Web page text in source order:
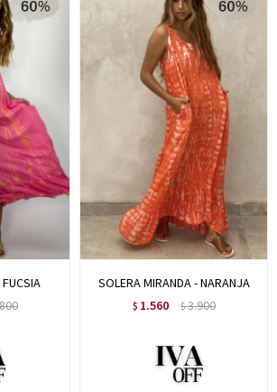
SOLERA MIRANDA - NARANJA
$ 1.560 $3.900